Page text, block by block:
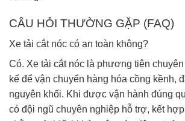
CÂU HỎI THƯỜNG GẶP (FAQ)
Xe tải cắt nóc có an toàn không?
Có. Xe tải cắt nóc là phương tiện
kế để vận chuyển hàng hóa cồng kềnh,
nguyên khối. Khi được vận hành đúng
có đội ngũ chuyên nghiệp hỗ trợ, kết